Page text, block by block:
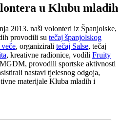
u Klubu mladih
2013. naši volonteri iz Španjolske,
provodili su tečaj španjolskog
, organizirali tečaj Salse, tečaj
, kreativne radionice, vodili Fruity
provodili sportske aktivnosti
nastavi tjelesnog odgoja,
materijale Kluba mladih i